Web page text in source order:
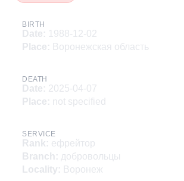
BIRTH
Date: 1988-12-02
Place: Воронежская область
DEATH
Date: 2025-04-07
Place: not specified
SERVICE
Rank: ефрейтор
Branch : добровольцы
Locality: Воронеж